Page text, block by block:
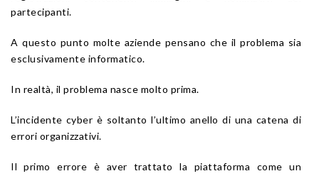
partecipanti.
A questo punto molte aziende pensano che il problema sia
esclusivamente informatico.
In realtà, il problema nasce molto prima.
L’incidente cyber è soltanto l’ultimo anello di una catena di
errori organizzativi.
Il primo errore è aver trattato la piattaforma come un